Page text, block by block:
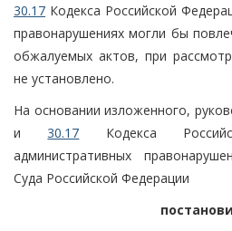
30.17 Кодекса Российской
правонарушениях могли бы
обжалуемых актов, при
не установлено.
На основании изложенного,
и30.17 Кодекса
административных
Суда Российской Федерации